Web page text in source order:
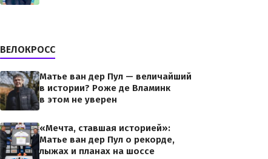
ВЕЛОКРОСС
Матье ван дер Пул — величайший
в истории? Роже де Вламинк
в этом не уверен
«Мечта, ставшая историей»:
Матье ван дер Пул о рекорде,
лыжах и планах на шоссе